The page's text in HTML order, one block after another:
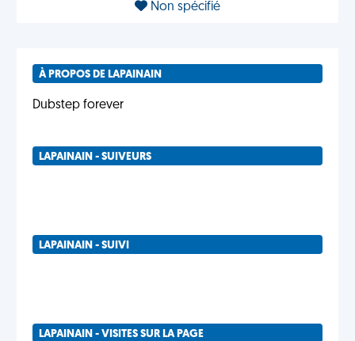
Non spécifié
À PROPOS DE LAPAINAIN
Dubstep forever
LAPAINAIN - SUIVEURS
LAPAINAIN - SUIVI
LAPAINAIN - VISITES SUR LA PAGE